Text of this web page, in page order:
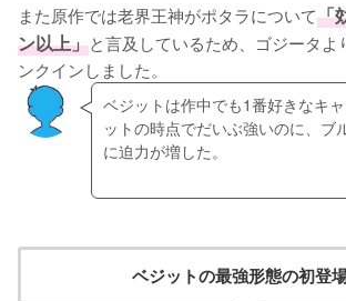
また原作では老界王神がポタラについて「
ン以上」と言及しているため、ゴジータよ
ンクインしました。
ベジットは作中でも1番好きなキ
ットの時点でだいぶ強いのに、ブ
に迫力が増した。
ベジットの最強形態の初登